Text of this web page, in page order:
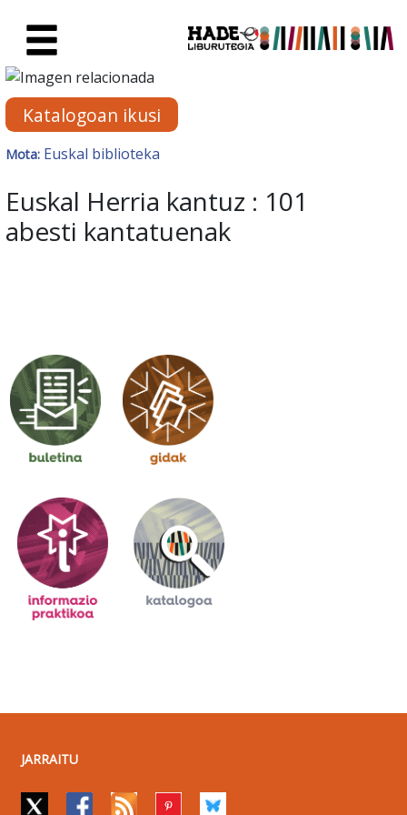
Eskuratu berriak Fitxa -
Katalogoan ikusi
Mota: Euskal biblioteka
Euskal Herria kantuz : 101
abesti kantatuenak
JARRAITU